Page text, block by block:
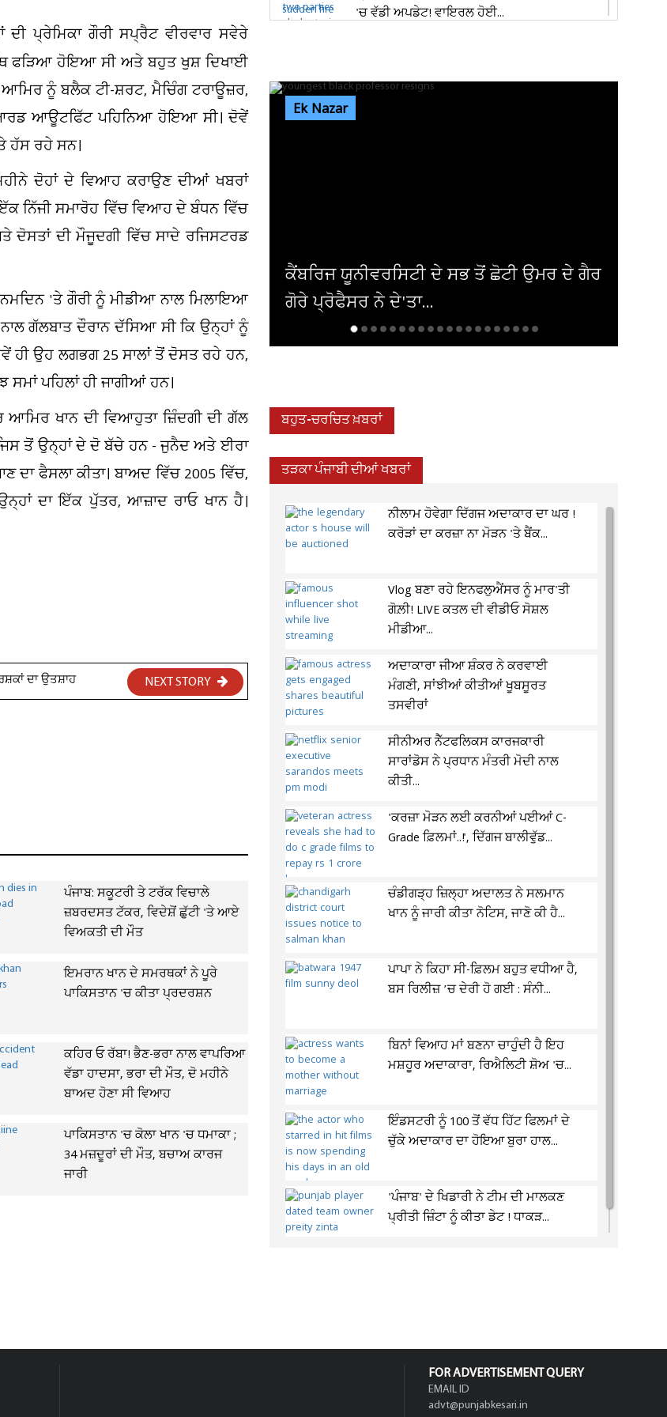
ਪ੍ਰੇਮਿਕਾ ਗੌਰੀ ਸਪ੍ਰੈਟ ਵੀਰਵਾਰ ਸਵੇਰੇ
ਫੜਿਆ ਹੋਇਆ ਸੀ ਅਤੇ ਬਹੁਤ ਖੁਸ਼ ਦਿਖਾਈ
ਨੂੰ ਬਲੈਕ ਟੀ-ਸ਼ਰਟ, ਮੈਚਿੰਗ ਟਰਾਊਜ਼ਰ,
ਆਊਟਫਿੱਟ ਪਹਿਨਿਆ ਹੋਇਆ ਸੀ। ਦੋਵੇਂ
ਹੱਸ ਰਹੇ ਸਨ।
ਦੋਹਾਂ ਦੇ ਵਿਆਹ ਕਰਾਉਣ ਦੀਆਂ ਖਬਰਾਂ
ਨਿੱਜੀ ਸਮਾਰੋਹ ਵਿੱਚ ਵਿਆਹ ਦੇ ਬੰਧਨ ਵਿੱਚ
ਦੋਸਤਾਂ ਦੀ ਮੌਜੂਦਗੀ ਵਿੱਚ ਸਾਦੇ ਰਜਿਸਟਰਡ
'ਤੇ ਗੌਰੀ ਨੂੰ ਮੀਡੀਆ ਨਾਲ ਮਿਲਾਇਆ
ਗੱਲਬਾਤ ਦੌਰਾਨ ਦੱਸਿਆ ਸੀ ਕਿ ਉਨ੍ਹਾਂ ਨੂੰ
ਹੀ ਉਹ ਲਗਭਗ 25 ਸਾਲਾਂ ਤੋਂ ਦੋਸਤ ਰਹੇ ਹਨ,
ਪਹਿਲਾਂ ਹੀ ਜਾਗੀਆਂ ਹਨ।
ਖਾਨ ਦੀ ਵਿਆਹੁਤਾ ਜ਼ਿੰਦਗੀ ਦੀ ਗੱਲ
ਤੋਂ ਉਨ੍ਹਾਂ ਦੇ ਦੋ ਬੱਚੇ ਹਨ - ਜੁਨੈਦ ਅਤੇ ਈਰਾ
ਦਾ ਫੈਸਲਾ ਕੀਤਾ। ਬਾਅਦ ਵਿੱਚ 2005 ਵਿੱਚ,
ਦਾ ਇੱਕ ਪੁੱਤਰ, ਆਜ਼ਾਦ ਰਾਓ ਖਾਨ ਹੈ।
ਦਾ ਉਤਸ਼ਾਹ NEXT STORY
ਪੰਜਾਬ: ਸਕੂਟਰੀ ਤੇ ਟਰੱਕ ਵਿਚਾਲੇ
ਜ਼ਬਰਦਸਤ ਟੱਕਰ, ਵਿਦੇਸ਼ੋਂ ਛੁੱਟੀ 'ਤੇ ਆਏ
ਵਿਅਕਤੀ ਦੀ ਮੌਤ
ਇਮਰਾਨ ਖਾਨ ਦੇ ਸਮਰਥਕਾਂ ਨੇ ਪੂਰੇ
ਪਾਕਿਸਤਾਨ 'ਚ ਕੀਤਾ ਪ੍ਰਦਰਸ਼ਨ
ਕਹਿਰ ਓ ਰੱਬਾ! ਭੈਣ-ਭਰਾ ਨਾਲ ਵਾਪਰਿਆ
ਵੱਡਾ ਹਾਦਸਾ, ਭਰਾ ਦੀ ਮੌਤ, ਦੋ ਮਹੀਨੇ
ਬਾਅਦ ਹੋਣਾ ਸੀ ਵਿਆਹ
ਪਾਕਿਸਤਾਨ 'ਚ ਕੋਲਾ ਖਾਨ 'ਚ ਧਮਾਕਾ ;
34 ਮਜ਼ਦੂਰਾਂ ਦੀ ਮੌਤ, ਬਚਾਅ ਕਾਰਜ
ਜਾਰੀ
'ਚ ਵੱਡੀ ਅਪਡੇਟ! ਵਾਇਰਲ ਹੋਈ...
Ek Nazar
ਕੈਂਬਰਿਜ ਯੂਨੀਵਰਸਿਟੀ ਦੇ ਸਭ ਤੋਂ ਛੋਟੀ ਉਮਰ ਦੇ ਗੈਰ
ਗੋਰੇ ਪ੍ਰੋਫੈਸਰ ਨੇ ਦੇ'ਤਾ...
ਅਮਰੀਕਾ ਨੇ ਇਰਾਕੀ ਏਅਰਾਲਾਈਨ ਤੋਂ
ਪਾਬੰਦੀ
ਬਹੁਤ-ਚਰਚਿਤ ਖ਼ਬਰਾਂ
ਤੜਕਾ ਪੰਜਾਬੀ ਦੀਆਂ ਖਬਰਾਂ
ਨੀਲਾਮ ਹੋਵੇਗਾ ਦਿੱਗਜ ਅਦਾਕਾਰ ਦਾ ਘਰ !
ਕਰੋੜਾਂ ਦਾ ਕਰਜ਼ਾ ਨਾ ਮੋੜਨ 'ਤੇ ਬੈਂਕ...
Vlog ਬਣਾ ਰਹੇ ਇਨਫਲੁਐਂਸਰ ਨੂੰ ਮਾਰ'ਤੀ
ਗੋਲ਼ੀ! LIVE ਕਤਲ ਦੀ ਵੀਡੀਓ ਸੋਸ਼ਲ
ਮੀਡੀਆ...
ਅਦਾਕਾਰਾ ਜੀਆ ਸ਼ੰਕਰ ਨੇ ਕਰਵਾਈ
ਮੰਗਣੀ, ਸਾਂਝੀਆਂ ਕੀਤੀਆਂ ਖੂਬਸੂਰਤ
ਤਸਵੀਰਾਂ
ਸੀਨੀਅਰ ਨੈੱਟਫਲਿਕਸ ਕਾਰਜਕਾਰੀ
ਸਾਰਾਂਡੋਸ ਨੇ ਪ੍ਰਧਾਨ ਮੰਤਰੀ ਮੋਦੀ ਨਾਲ
ਕੀਤੀ...
'ਕਰਜ਼ਾ ਮੋੜਨ ਲਈ ਕਰਨੀਆਂ ਪਈਆਂ C-
Grade ਫ਼ਿਲਮਾਂ..!', ਦਿੱਗਜ ਬਾਲੀਵੁੱਡ...
ਚੰਡੀਗੜ੍ਹ ਜ਼ਿਲ੍ਹਾ ਅਦਾਲਤ ਨੇ ਸਲਮਾਨ
ਖਾਨ ਨੂੰ ਜਾਰੀ ਕੀਤਾ ਨੋਟਿਸ, ਜਾਣੋ ਕੀ ਹੈ...
ਪਾਪਾ ਨੇ ਕਿਹਾ ਸੀ-ਫ਼ਿਲਮ ਬਹੁਤ ਵਧੀਆ ਹੈ,
ਬਸ ਰਿਲੀਜ਼ ’ਚ ਦੇਰੀ ਹੋ ਗਈ : ਸੰਨੀ...
ਬਿਨਾਂ ਵਿਆਹ ਮਾਂ ਬਣਨਾ ਚਾਹੁੰਦੀ ਹੈ ਇਹ
ਮਸ਼ਹੂਰ ਅਦਾਕਾਰਾ, ਰਿਐਲਿਟੀ ਸ਼ੋਅ 'ਚ...
ਇੰਡਸਟਰੀ ਨੂੰ 100 ਤੋਂ ਵੱਧ ਹਿੱਟ ਫਿਲਮਾਂ ਦੇ
ਚੁੱਕੇ ਅਦਾਕਾਰ ਦਾ ਹੋਇਆ ਬੁਰਾ ਹਾਲ...
'ਪੰਜਾਬ' ਦੇ ਖਿਡਾਰੀ ਨੇ ਟੀਮ ਦੀ ਮਾਲਕਣ
ਪ੍ਰੀਤੀ ਜ਼ਿੰਟਾ ਨੂੰ ਕੀਤਾ ਡੇਟ ! ਧਾਕੜ...
FOR ADVERTISEMENT QUERY
EMAIL ID
advt@punjabkesari.in